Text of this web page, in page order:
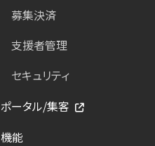
募集決済
支援者管理
セキュリティ
ポータル/集客
機能